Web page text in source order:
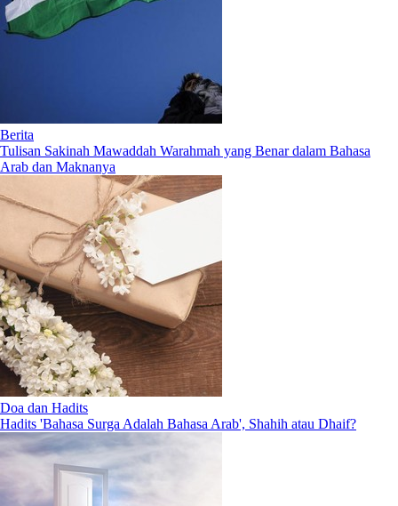
Berita
Tulisan Sakinah Mawaddah Warahmah yang Benar dalam Bahasa
Arab dan Maknanya
Doa dan Hadits
Hadits 'Bahasa Surga Adalah Bahasa Arab', Shahih atau Dhaif?